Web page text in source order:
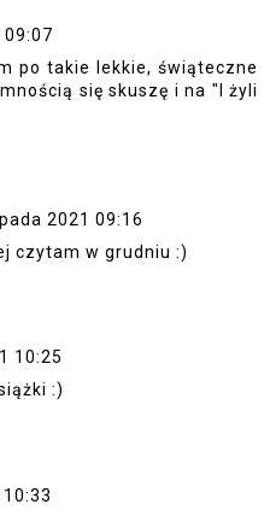
po takie lekkie, świąteczne
się skuszę i na "I żyli
2021 09:16
czytam w grudniu :)
10:25
:)